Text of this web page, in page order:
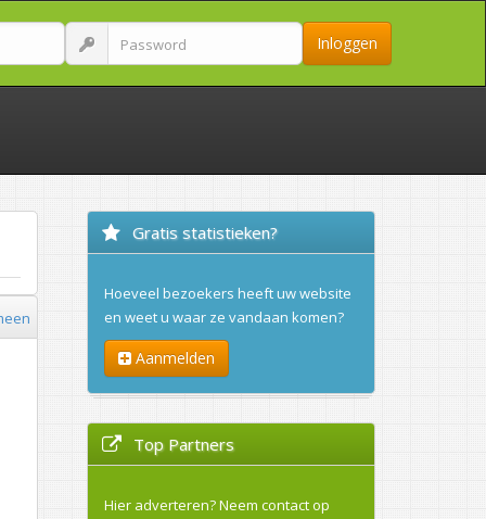
Inloggen
Gratis statistieken?
Hoeveel bezoekers heeft uw website
en weet u waar ze vandaan komen?
Aanmelden
Top Partners
Hier adverteren?Neem contact op